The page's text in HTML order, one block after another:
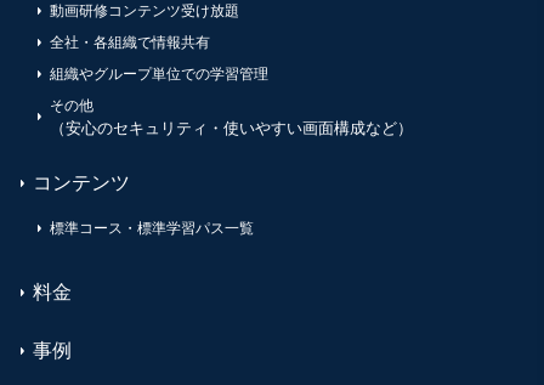
動画研修コンテンツ受け放題
全社・各組織で情報共有
組織やグループ単位での学習管理
その他
（安心のセキュリティ・使いやすい画面構成など）
コンテンツ
標準コース・標準学習パス一覧
料金
事例